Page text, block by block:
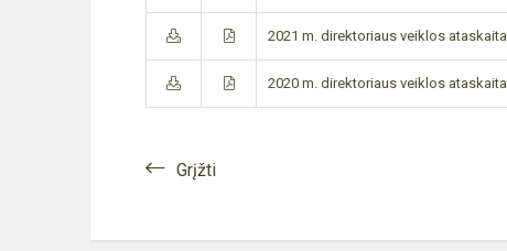
2021 m. direktoriaus veiklos ataskaita
2020 m. direktoriaus veiklos ataskaita
Grįžti